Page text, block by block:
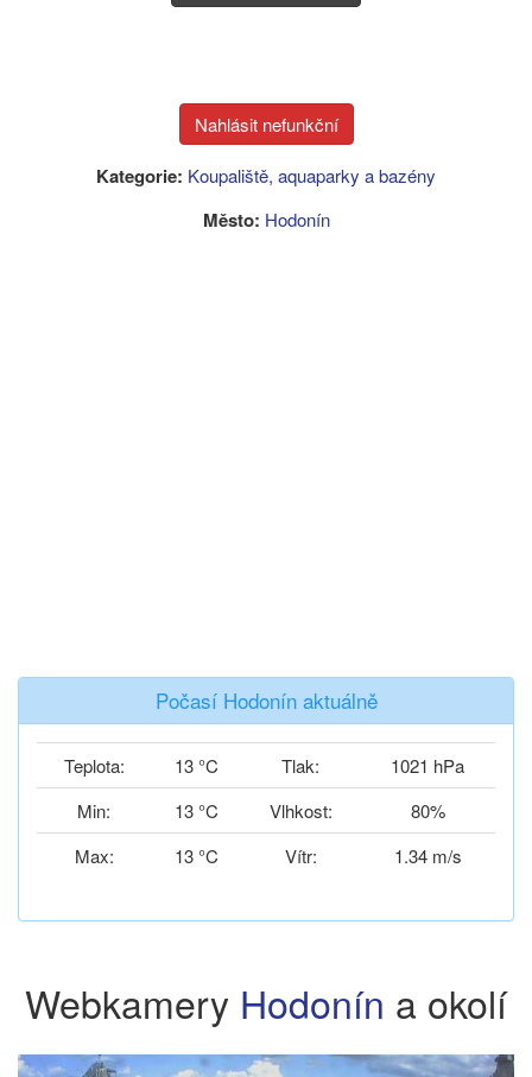
Kategorie: Koupaliště, aquaparky a bazény
Město: Hodonín
Počasí Hodonín aktuálně
Teplota: 13 °C Tlak:
1021 hPa
Min:
13 °C Vlhkost:
80%
Max:
13 °C Vítr: 1.34 m/s
Webkamery Hodonín a okolí